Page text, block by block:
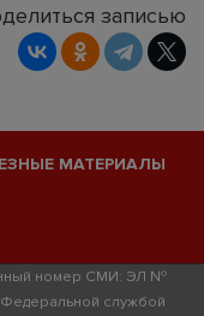
записью
МАТЕРИАЛЫ
номер СМИ: ЭЛ №
Федеральной службой